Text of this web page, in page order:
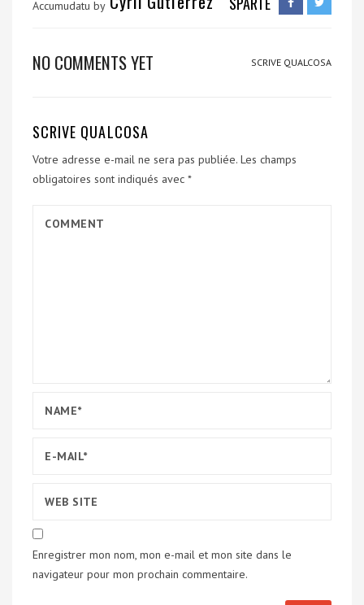
Accumudatu by
NO COMMENTS YET SCRIVE QUALCOSA
SCRIVE QUALCOSA
Votre adresse e-mail ne sera pas publiée. Les champs
obligatoires sont indiqués avec *
Enregistrer mon nom, mon e-mail et mon site dans le
navigateur pour mon prochain commentaire.